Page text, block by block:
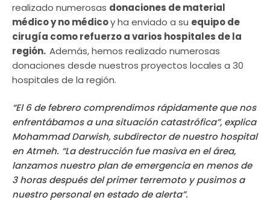
realizado numerosas donaciones de material
médico y no médicoy ha enviado a su equipo de
cirugía como refuerzo a varios hospitales de la
región. Además, hemos realizado numerosas
donaciones desde nuestros proyectos locales a 30
hospitales de la región.
“El 6 de febrero comprendimos rápidamente que nos
enfrentábamos a una situación catastrófica”, explica
Mohammad Darwish, subdirector de nuestro hospital
en Atmeh. “La destrucción fue masiva en el área,
lanzamos nuestro plan de emergencia en menos de
3 horas después del primer terremoto y pusimos a
nuestro personal en estado de alerta”.